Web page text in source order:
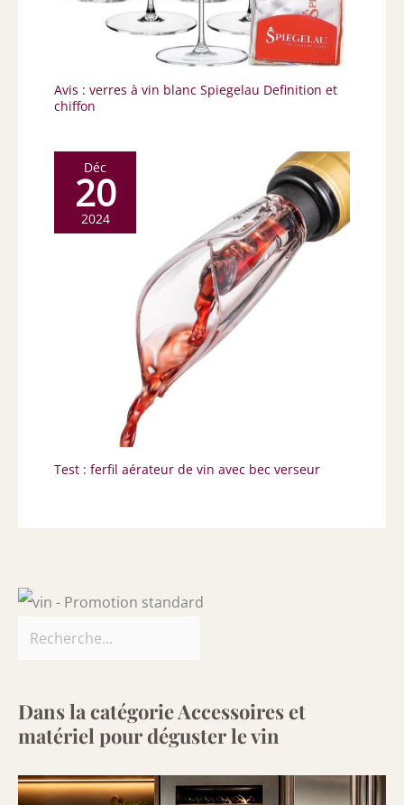
Avis : verres à vin blanc Spiegelau Definition et
chiffon
Déc
20
2024
Test : ferfil aérateur de vin avec bec verseur
Dans la catégorie Accessoires et
matériel pour déguster le vin